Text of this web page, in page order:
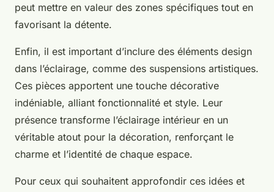
peut mettre en valeur des zones spécifiques tout en
favorisant la détente.
Enfin, il est important d’inclure des éléments design
dans l’éclairage, comme des suspensions artistiques.
Ces pièces apportent une touche décorative
indéniable, alliant fonctionnalité et style. Leur
présence transforme l’éclairage intérieur en un
véritable atout pour la décoration, renforçant le
charme et l’identité de chaque espace.
Pour ceux qui souhaitent approfondir ces idées et